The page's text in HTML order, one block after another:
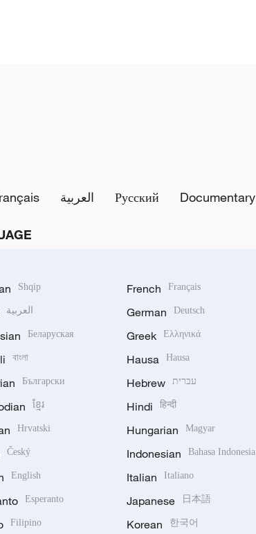
العربية Русский Documentary
Shqip
العربية
Беларуская
বাংলা
Български
ខ្មែរ
Hrvatski
Český
English
Esperanto
Filipino
French Français
German Deutsch
Greek Ελληνικά
Hausa Hausa
Hebrew עברית
Hindi हिन्दी
Hungarian Magyar
Indonesian Bahasa Indonesia
Italian Italiano
Japanese 日本語
Korean 한국어